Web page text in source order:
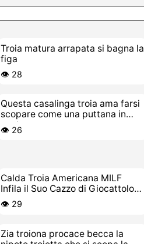
Troia matura arrapata si bagna la
figa
👁️ 28
Questa casalinga troia ama farsi
scopare come una puttana in
cucina
👁️ 26
Calda Troia Americana MILF
Infila il Suo Cazzo di Giocattolo
nella Figa Fradicia
👁️ 29
Zia troiona procace becca la